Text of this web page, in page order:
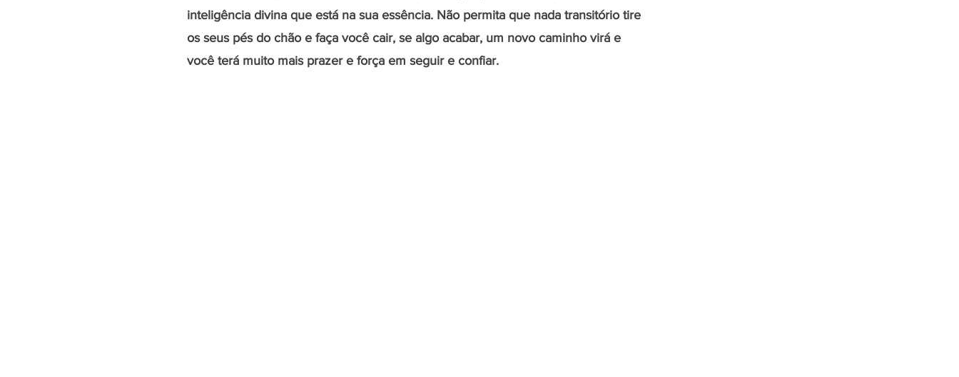
inteligência divina que está na sua essência. Não permita que nada transitório tire
os seus pés do chão e faça você cair, se algo acabar, um novo caminho virá e
você terá muito mais prazer e força em seguir e confiar.